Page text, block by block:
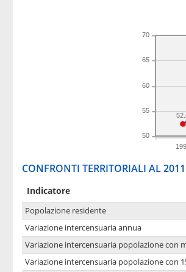
50
55
60
65
70
CONFRONTI TERRITORIALI AL 2011
Indicatore
Popolazione residente
Variazione intercensuaria annua
Variazione intercensuaria popolazione con
Variazione intercensuaria popolazione con